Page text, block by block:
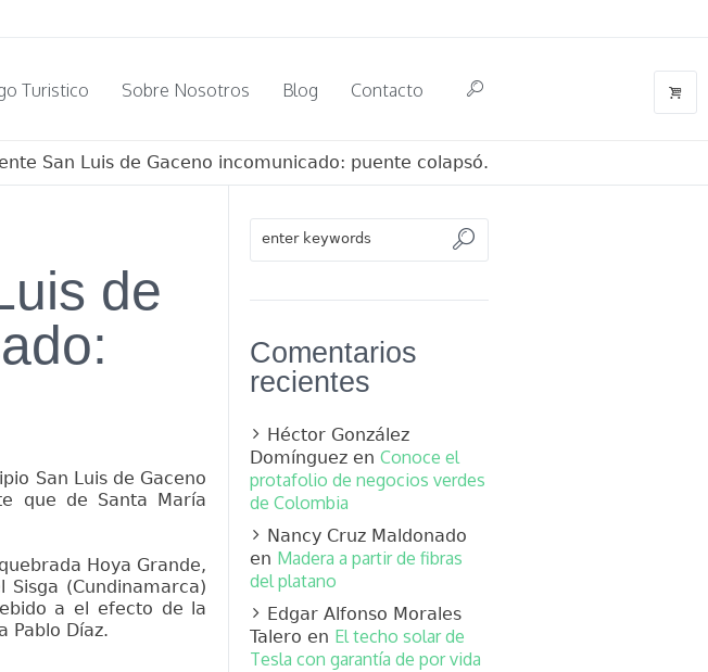
Turistico Sobre Nosotros Blog Contacto
San Luis de Gaceno incomunicado: puente colapsó.
de
San Luis de Gaceno
que de Santa María
Hoya Grande,
(Cundinamarca)
a el efecto de la
Pablo Díaz.
Comentarios
recientes
Héctor González
Domínguez enConoce el
protafolio de negocios verdes
de Colombia
Nancy Cruz Maldonado
en Madera a partir de fibras
del platano
Edgar Alfonso Morales
Talero en El techo solar de
Tesla con garantía de por vida